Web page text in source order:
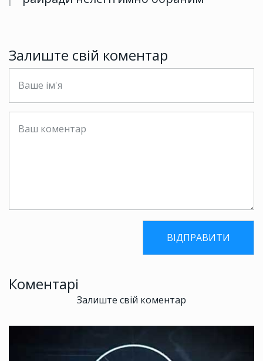
Залиште свій коментар
Коментарі
Залиште свій коментар